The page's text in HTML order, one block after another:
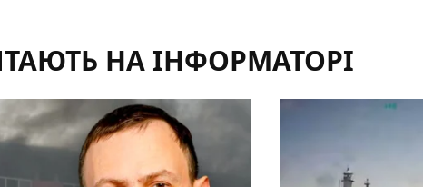
НА ІНФОРМАТОРІ